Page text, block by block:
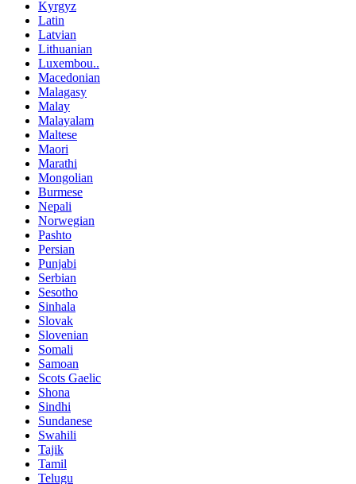
Kyrgyz
Latin
Latvian
Lithuanian
Luxembou..
Macedonian
Malagasy
Malay
Malayalam
Maltese
Maori
Marathi
Mongolian
Burmese
Nepali
Norwegian
Pashto
Persian
Punjabi
Serbian
Sesotho
Sinhala
Slovak
Slovenian
Somali
Samoan
Scots Gaelic
Shona
Sindhi
Sundanese
Swahili
Tajik
Tamil
Telugu